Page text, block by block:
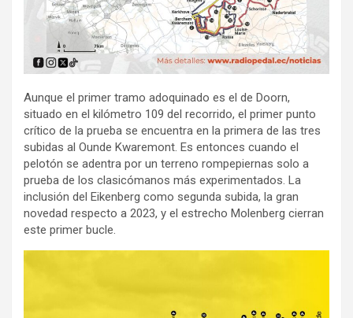
Aunque el primer tramo adoquinado es el de Doorn,
situado en el kilómetro 109 del recorrido, el primer punto
crítico de la prueba se encuentra en la primera de las tres
subidas al Ounde Kwaremont. Es entonces cuando el
pelotón se adentra por un terreno rompepiernas solo a
prueba de los clasicómanos más experimentados. La
inclusión del Eikenberg como segunda subida, la gran
novedad respecto a 2023, y el estrecho Molenberg cierran
este primer bucle.